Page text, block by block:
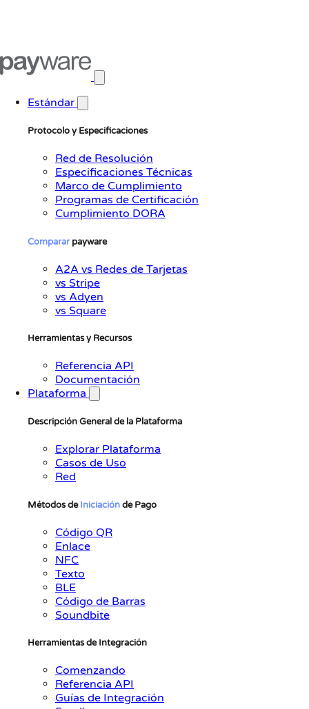
Estándar
Protocolo y Especificaciones
Red de Resolución
Especificaciones Técnicas
Marco de Cumplimiento
Programas de Certificación
Cumplimiento DORA
Compararpayware
A2A vs Redes de Tarjetas
vs Stripe
vs Adyen
vs Square
Herramientas y Recursos
Referencia API
Documentación
Plataforma
Descripción General de la Plataforma
Explorar Plataforma
Casos de Uso
Red
Métodos deIniciaciónde Pago
Código QR
Enlace
NFC
Texto
BLE
Código de Barras
Soundbite
Herramientas de Integración
Comenzando
Referencia API
Guías de Integración